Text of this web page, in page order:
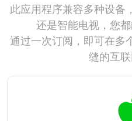
此应用程序兼容多种设备
还是智能电视，您都
通过一次订阅，即可在多
缝的互联